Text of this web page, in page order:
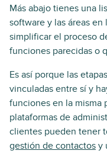
Más abajo tienes una
software y las áreas en
simplificar el proceso
funciones parecidas o
Es así porque las
vinculadas entre sí y
funciones en la misma
plataformas de
clientes pueden tener
gestión de contactos y